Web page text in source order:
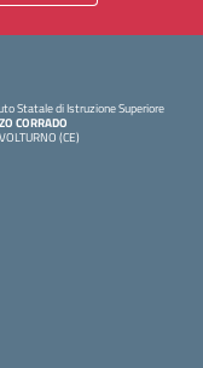
Statale di Istruzione Superiore
CORRADO
(CE)